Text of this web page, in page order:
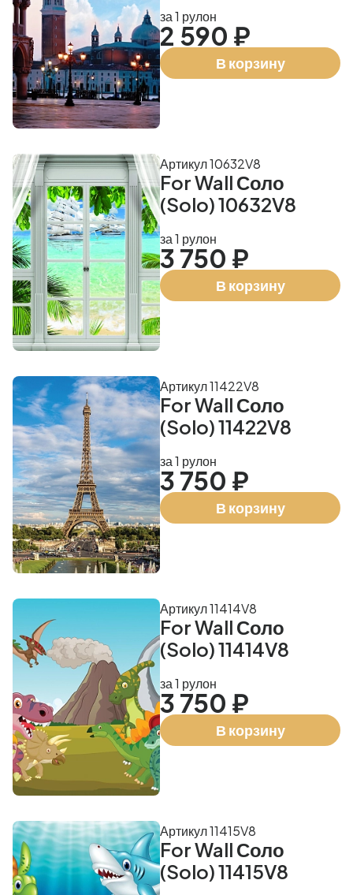
за 1 рулон
2 590 ₽
В корзину
For Wall Соло
(Solo) 10632V8
Артикул 10632V8
за 1 рулон
3 750 ₽
В корзину
For Wall Соло
(Solo) 11422V8
Артикул 11422V8
за 1 рулон
3 750 ₽
В корзину
For Wall Соло
(Solo) 11414V8
Артикул 11414V8
за 1 рулон
3 750 ₽
В корзину
For Wall Соло
(Solo) 11415V8
Артикул 11415V8